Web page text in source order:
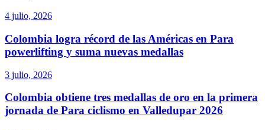
4 julio, 2026
Colombia logra récord de las Américas en Para
powerlifting y suma nuevas medallas
3 julio, 2026
Colombia obtiene tres medallas de oro en la primera
jornada de Para ciclismo en Valledupar 2026